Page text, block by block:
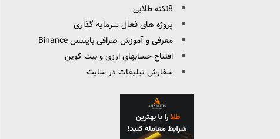
8نکته طلایی
پروژه های فعال سرمایه گذاری
معرفی و آموزش صرافی بایننس Binance
افتتاح حسابهای ارزی و بیت کوین
سفارش تبلیغات در سایت